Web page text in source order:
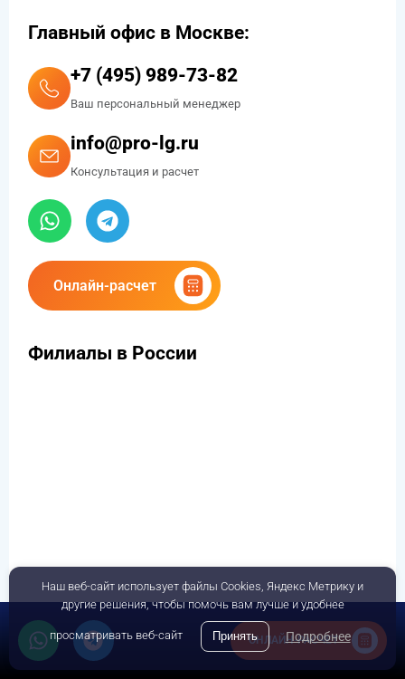
ОНЛАЙН-РАСЧЕТ
Главный офис в Москве:
+7 (495) 989-73-82
Ваш персональный менеджер
info@pro-lg.ru
Консультация и расчет
Онлайн-расчет
Филиалы в России
Представительство в Турции
Наш веб-сайт использует файлы Cookies, Яндекс Метрику и
другие решения, чтобы помочь вам лучше и удобнее
просматривать веб-сайт Принять Подробнее